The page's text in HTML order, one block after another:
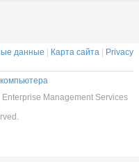
данные Карта сайта
Privacy
Management Services